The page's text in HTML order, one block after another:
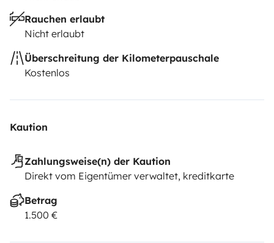
Rauchen erlaubt
Nicht erlaubt
Überschreitung der Kilometerpauschale
Kostenlos
Kaution
Zahlungsweise(n) der Kaution
Direkt vom Eigentümer verwaltet, kreditkarte
Betrag
1.500 €